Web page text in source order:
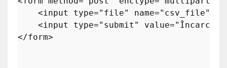
    <input type=
"file" name="csv_file"
    <input type=
"submit" value="Încarcă"
</form>